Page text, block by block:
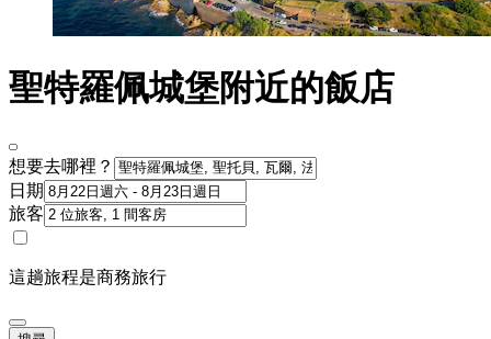
聖特羅佩城堡附近的飯店
想要去哪裡？
日期
旅客
這趟旅程是商務旅行